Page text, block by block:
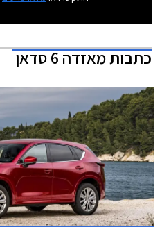
כתבותמאזדה 6 סדאן